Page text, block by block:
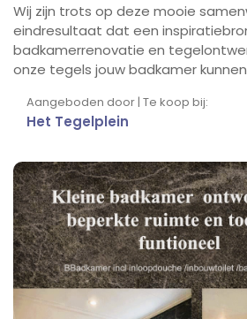
Wij zijn trots op deze mooie
eindresultaat dat een
badkamerrenovatie en
onze tegels jouw badkamer
Aangeboden door | Te koop bij:
Het Tegelplein